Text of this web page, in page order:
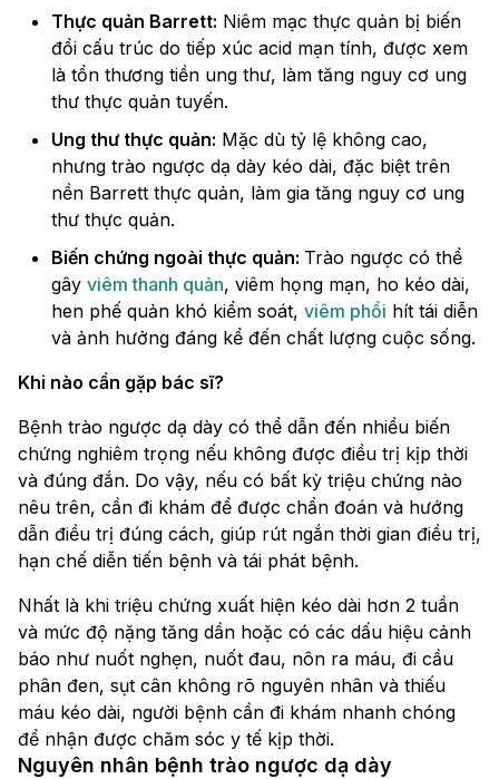
Thực quản Barrett: Niêm mạc thực quản bị biến
đổi cấu trúc do tiếp xúc acid mạn tính, được xem
là tổn thương tiền ung thư, làm tăng nguy cơ ung
thư thực quản tuyến.
Ung thư thực quản: Mặc dù tỷ lệ không cao,
nhưng trào ngược dạ dày kéo dài, đặc biệt trên
nền Barrett thực quản, làm gia tăng nguy cơ ung
thư thực quản.
Biến chứng ngoài thực quản: Trào ngược có thể
gây viêm thanh quản, viêm họng mạn, ho kéo dài,
hen phế quản khó kiểm soát, viêm phổi hít tái diễn
và ảnh hưởng đáng kể đến chất lượng cuộc sống.
Khi nào cần gặp bác sĩ?
Bệnh trào ngược dạ dày có thể dẫn đến nhiều biến
chứng nghiêm trọng nếu không được điều trị kịp thời
và đúng đắn. Do vậy, nếu có bất kỳ triệu chứng nào
nêu trên, cần đi khám để được chẩn đoán và hướng
dẫn điều trị đúng cách, giúp rút ngắn thời gian điều trị,
hạn chế diễn tiến bệnh và tái phát bệnh.
Nhất là khi triệu chứng xuất hiện kéo dài hơn 2 tuần
và mức độ nặng tăng dần hoặc có các dấu hiệu cảnh
báo như nuốt nghẹn, nuốt đau, nôn ra máu, đi cầu
phân đen, sụt cân không rõ nguyên nhân và thiếu
máu kéo dài, người bệnh cần đi khám nhanh chóng
để nhận được chăm sóc y tế kịp thời.
Nguyên nhân bệnh trào ngược dạ dày